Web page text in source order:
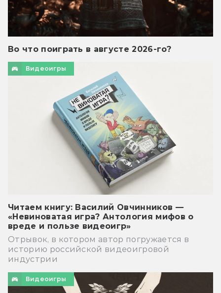
Во что поиграть в августе 2026-го?
Видеоигры
Читаем книгу: Василий Овчинников —
«Невиноватая игра? Антология мифов о
вреде и пользе видеоигр»
Отрывок, в котором автор погружается в
историю российской видеоигровой
индустрии
Видеоигры